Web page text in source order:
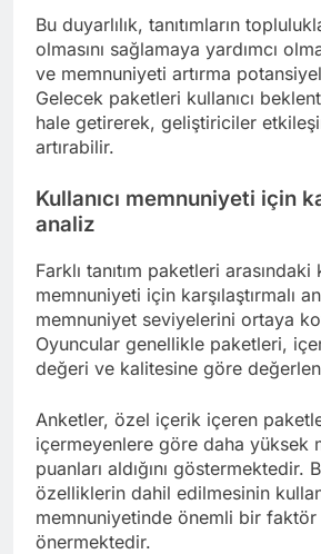
Bu duyarlılık, tanıtımların
olmasını sağlamaya yardımcı
ve memnuniyeti artırma
Gelecek paketleri kullanıcı
hale getirerek, geliştiriciler
artırabilir.
Kullanıcı memnuniyeti için
analiz
Farklı tanıtım paketleri arasındaki
memnuniyeti için karşılaştırmalı
memnuniyet seviyelerini ortaya
Oyuncular genellikle paketleri,
değeri ve kalitesine göre
Anketler, özel içerik içeren
içermeyenlere göre daha yüksek
puanları aldığını göstermektedir.
özelliklerin dahil edilmesinin
memnuniyetinde önemli bir
önermektedir.